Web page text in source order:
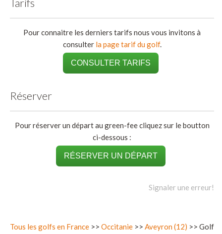
Pour connaitre les derniers tarifs nous vous invitons à
consulter la page tarif du golf.
CONSULTER TARIFS
Réserver
Pour réserver un départ au green-fee cliquez sur le boutton
ci-dessous :
RÉSERVER UN DÉPART
Signaler une erreur!
Tous les golfs en France >> Occitanie >> Aveyron (12) >> Golf